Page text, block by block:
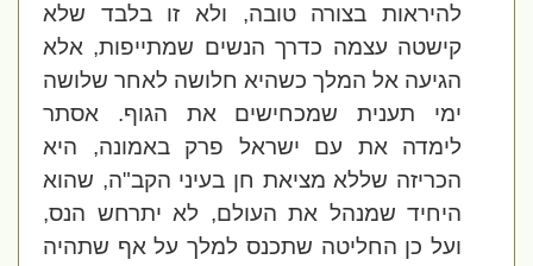
להיראות בצורה טובה, ולא זו בלבד שלא
קישטה עצמה כדרך הנשים שמתייפות, אלא
הגיעה אל המלך כשהיא חלושה לאחר שלושה
ימי תענית שמכחישים את הגוף. אסתר
לימדה את עם ישראל פרק באמונה, היא
הכריזה שללא מציאת חן בעיני הקב"ה, שהוא
היחיד שמנהל את העולם, לא יתרחש הנס,
ועל כן החליטה שתכנס למלך על אף שתהיה